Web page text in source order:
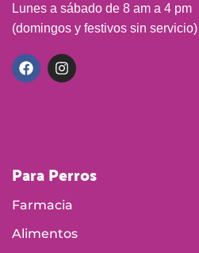
Lunes a sábado de 8 am a 4 pm
(domingos y festivos sin servicio)
Para Perros
Farmacia
Alimentos